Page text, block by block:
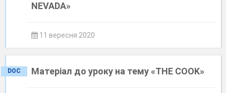
NEVADA»
11 вересня 2020
DOC Матеріал до уроку на тему «THE COOK»